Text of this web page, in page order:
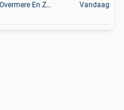
Lokeren+Deel Overmere En Zele Vandaag